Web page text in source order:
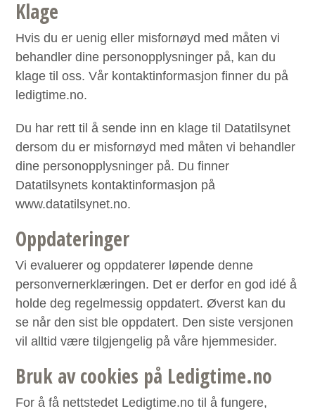
Klage
Hvis du er uenig eller misfornøyd med måten vi
behandler dine personopplysninger på, kan du
klage til oss. Vår kontaktinformasjon finner du på
ledigtime.no.
Du har rett til å sende inn en klage til Datatilsynet
dersom du er misfornøyd med måten vi behandler
dine personopplysninger på. Du finner
Datatilsynets kontaktinformasjon på
www.datatilsynet.no.
Oppdateringer
Vi evaluerer og oppdaterer løpende denne
personvernerklæringen. Det er derfor en god idé å
holde deg regelmessig oppdatert. Øverst kan du
se når den sist ble oppdatert. Den siste versjonen
vil alltid være tilgjengelig på våre hjemmesider.
Bruk av cookies på Ledigtime.no
For å få nettstedet Ledigtime.no til å fungere,